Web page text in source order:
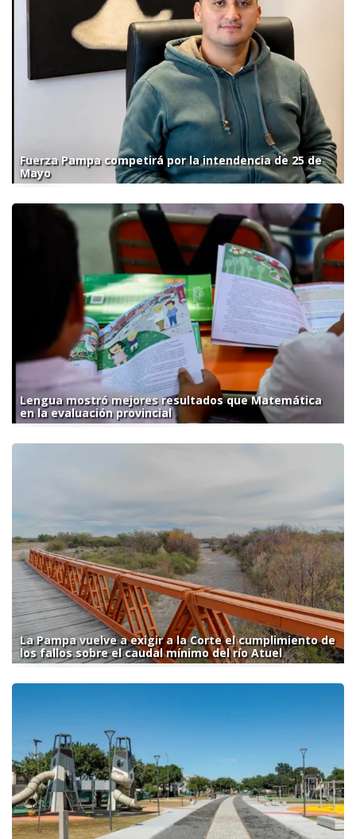
Fuerza Pampa competirá por la intendencia de 25 de
Mayo
Lengua mostró mejores resultados que Matemática
en la evaluación provincial
La Pampa vuelve a exigir a la Corte el cumplimiento de
los fallos sobre el caudal mínimo del río Atuel